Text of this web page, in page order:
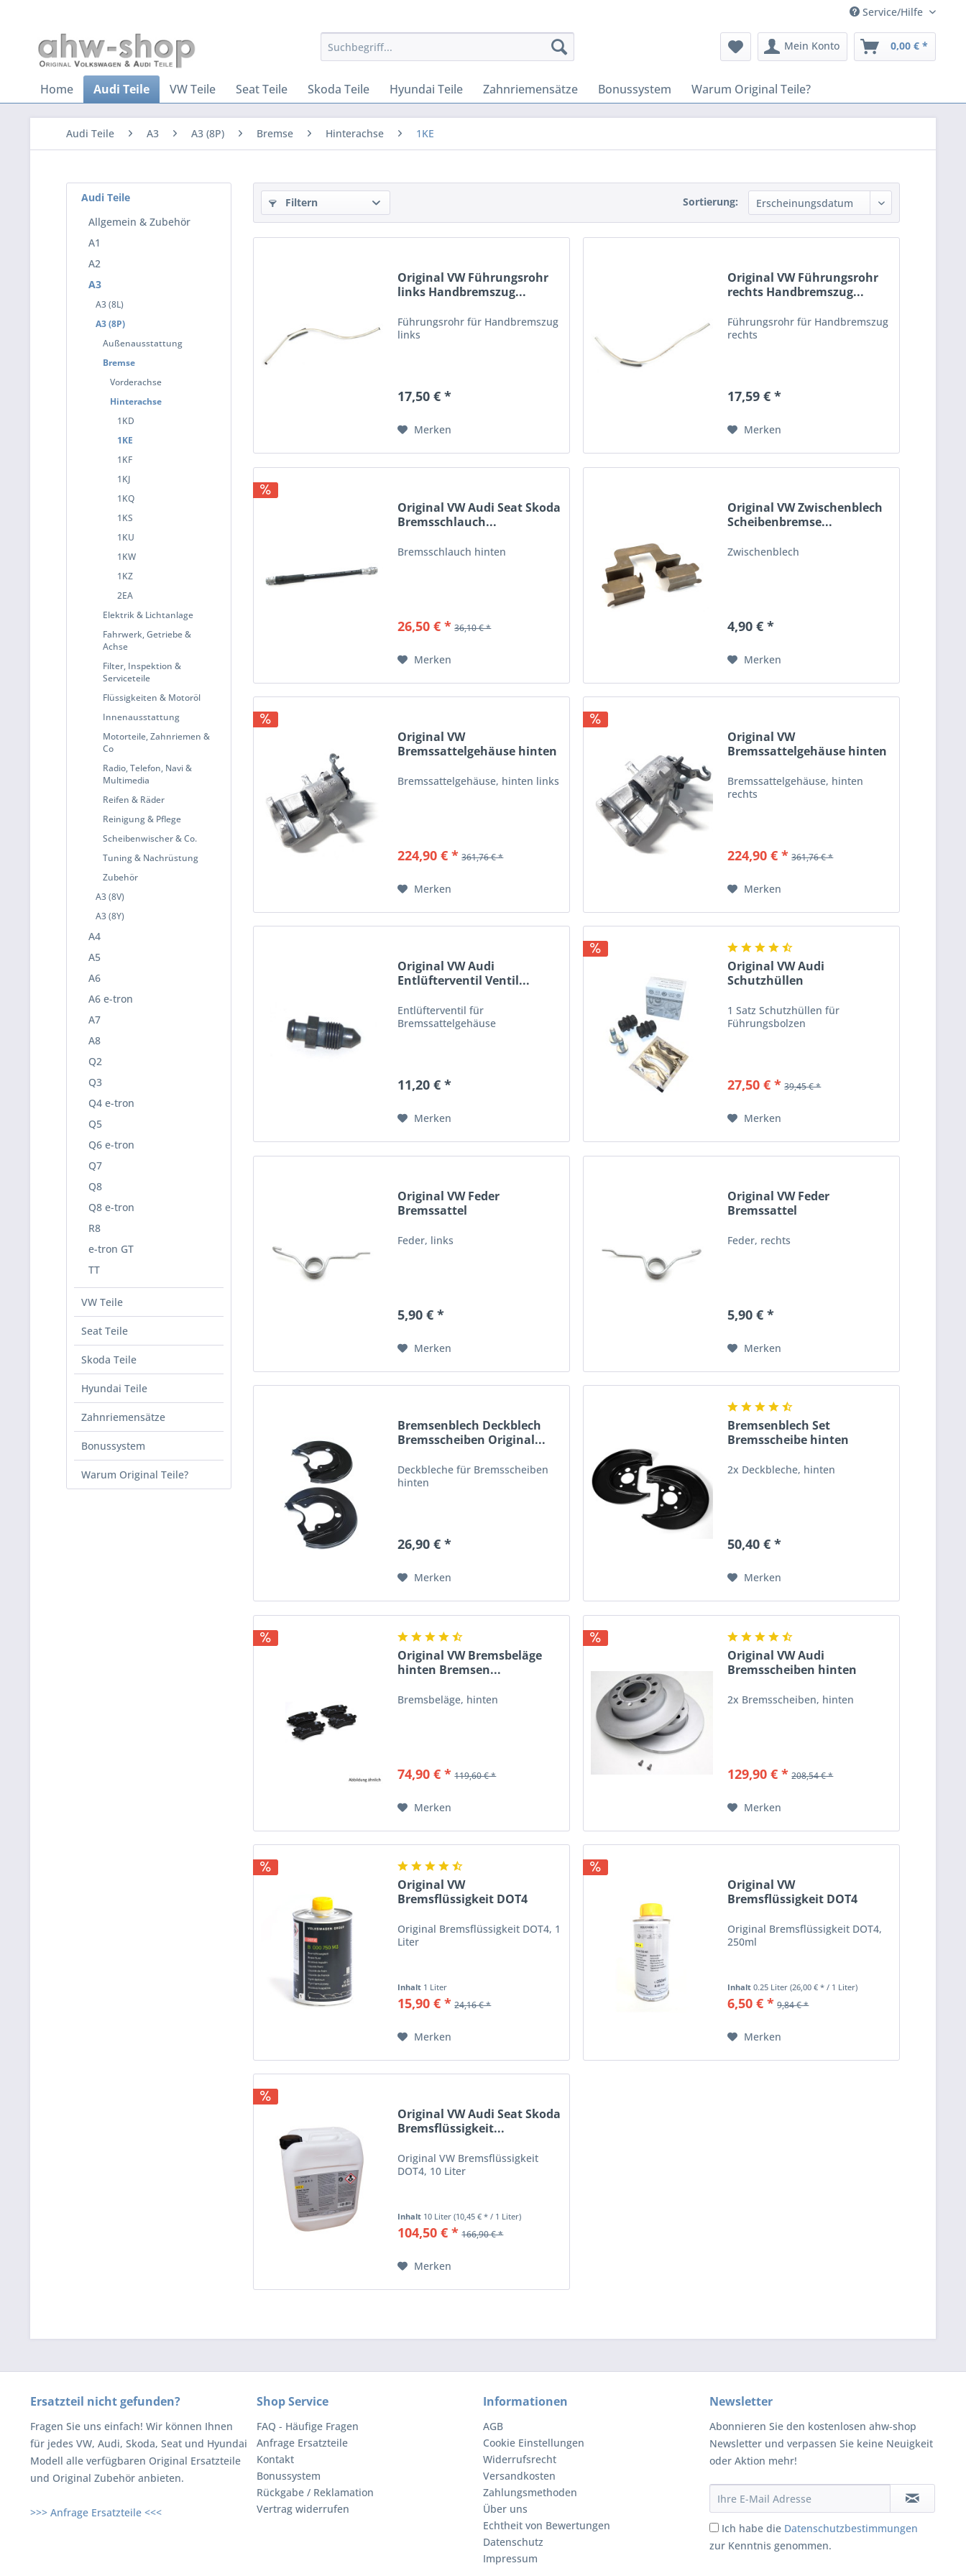
Service/Hilfe
Mein Konto 0,00 € *
Home Audi Teile VW Teile Seat Teile Skoda Teile Hyundai Teile Zahnriemensätze Bonussystem Warum Original Teile?
Audi Teile A3 A3 (8P) Bremse Hinterachse 1KE
Audi Teile
Allgemein & Zubehör
A1
A2
A3
A3 (8L)
A3 (8P)
Außenausstattung
Bremse
Vorderachse
Hinterachse
1KD
1KE
1KF
1KJ
1KQ
1KS
1KU
1KW
1KZ
2EA
Elektrik & Lichtanlage
Fahrwerk, Getriebe &
Achse
Filter, Inspektion &
Serviceteile
Flüssigkeiten & Motoröl
Innenausstattung
Motorteile, Zahnriemen &
Co
Radio, Telefon, Navi &
Multimedia
Reifen & Räder
Reinigung & Pflege
Scheibenwischer & Co.
Tuning & Nachrüstung
Zubehör
A3 (8V)
A3 (8Y)
A4
A5
A6
A6 e-tron
A7
A8
Q2
Q3
Q4 e-tron
Q5
Q6 e-tron
Q7
Q8
Q8 e-tron
R8
e-tron GT
TT
VW Teile
Seat Teile
Skoda Teile
Hyundai Teile
Zahnriemensätze
Bonussystem
Warum Original Teile?
Filtern Sortierung:
Original VW Führungsrohr
links Handbremszug...
Führungsrohr für Handbremszug
links
17,50 € *
Merken
Original VW Führungsrohr
rechts Handbremszug...
Führungsrohr für Handbremszug
rechts
17,59 € *
Merken
Original VW Audi Seat Skoda
Bremsschlauch...
Bremsschlauch hinten
26,50 € * 36,10 € *
Merken
Original VW Zwischenblech
Scheibenbremse...
Zwischenblech
4,90 € *
Merken
Original VW
Bremssattelgehäuse hinten
Bremssattelgehäuse, hinten links
224,90 € * 361,76 € *
Merken
Original VW
Bremssattelgehäuse hinten
Bremssattelgehäuse, hinten
rechts
224,90 € * 361,76 € *
Merken
Original VW Audi
Entlüfterventil Ventil...
Entlüfterventil für
Bremssattelgehäuse
11,20 € *
Merken
Original VW Audi
Schutzhüllen
1 Satz Schutzhüllen für
Führungsbolzen
27,50 € * 39,45 € *
Merken
Original VW Feder
Bremssattel
Feder, links
5,90 € *
Merken
Original VW Feder
Bremssattel
Feder, rechts
5,90 € *
Merken
Bremsenblech Deckblech
Bremsscheiben Original...
Deckbleche für Bremsscheiben
hinten
26,90 € *
Merken
Bremsenblech Set
Bremsscheibe hinten
2x Deckbleche, hinten
50,40 € *
Merken
Original VW Bremsbeläge
hinten Bremsen...
Bremsbeläge, hinten
74,90 € * 119,60 € *
Merken
Original VW Audi
Bremsscheiben hinten
2x Bremsscheiben, hinten
129,90 € * 208,54 € *
Merken
Original VW
Bremsflüssigkeit DOT4
Original Bremsflüssigkeit DOT4, 1
Liter
Inhalt 1 Liter
15,90 € * 24,16 € *
Merken
Original VW
Bremsflüssigkeit DOT4
Original Bremsflüssigkeit DOT4,
250ml
Inhalt0.25 Liter(26,00 € * / 1 Liter)
6,50 € * 9,84 € *
Merken
Original VW Audi Seat Skoda
Bremsflüssigkeit...
Original VW Bremsflüssigkeit
DOT4, 10 Liter
Inhalt 10 Liter(10,45 € * / 1 Liter)
104,50 € * 166,90 € *
Merken
Ersatzteil nicht gefunden?
Fragen Sie uns einfach! Wir können Ihnen
für jedes VW, Audi, Skoda, Seat und Hyundai
Modell alle verfügbaren Original Ersatzteile
und Original Zubehör anbieten.
>>> Anfrage Ersatzteile <<<
Shop Service
FAQ - Häufige Fragen
Anfrage Ersatzteile
Kontakt
Bonussystem
Rückgabe / Reklamation
Vertrag widerrufen
Informationen
AGB
Cookie Einstellungen
Widerrufsrecht
Versandkosten
Zahlungsmethoden
Über uns
Echtheit von Bewertungen
Datenschutz
Impressum
Newsletter
Abonnieren Sie den kostenlosen ahw-shop
Newsletter und verpassen Sie keine Neuigkeit
oder Aktion mehr!
Ich habe die Datenschutzbestimmungen
zur Kenntnis genommen.